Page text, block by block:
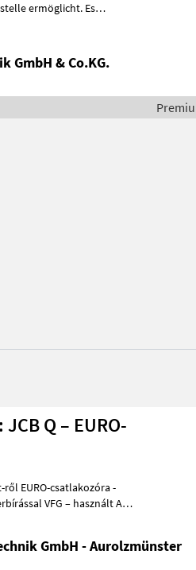
ermöglicht. Es
GmbH & Co.KG.
Q – EURO-
GmbH - Aurolzmünster